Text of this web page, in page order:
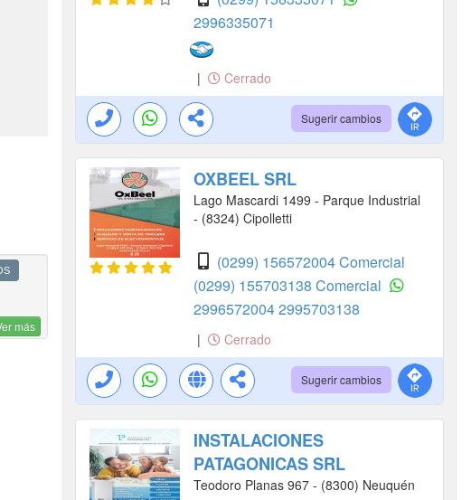
más
2996335071
| Cerrado
Sugerir cambios
OXBEEL SRL
Lago Mascardi 1499 - Parque Industrial
- (8324) Cipolletti
(0299) 156572004 Comercial
(0299) 155703138 Comercial
29965720042995703138
| Cerrado
Sugerir cambios
INSTALACIONES
PATAGONICAS SRL
Teodoro Planas 967 - (8300) Neuquén